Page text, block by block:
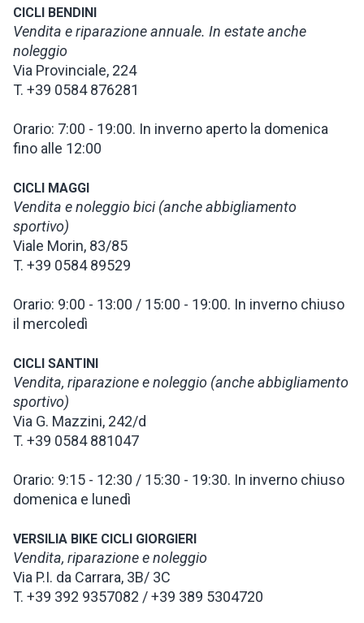
CICLI BENDINI
Vendita e riparazione annuale. In estate anche
noleggio
Via Provinciale, 224
T. +39 0584 876281
Orario: 7:00 - 19:00. In inverno aperto la domenica
fino alle 12:00
CICLI MAGGI
Vendita e noleggio bici (anche abbigliamento
sportivo)
Viale Morin, 83/85
T. +39 0584 89529
Orario: 9:00 - 13:00 / 15:00 - 19:00. In inverno chiuso
il mercoledì
CICLI SANTINI
Vendita, riparazione e noleggio (anche abbigliamento
sportivo)
Via G. Mazzini, 242/d
T. +39 0584 881047
Orario: 9:15 - 12:30 / 15:30 - 19:30. In inverno chiuso
domenica e lunedì
VERSILIA BIKE CICLI GIORGIERI
Vendita, riparazione e noleggio
Via P.I. da Carrara, 3B/ 3C
T. +39 392 9357082 / +39 389 5304720